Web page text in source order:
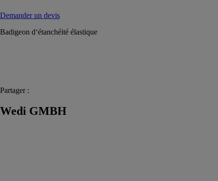
Demander un devis
Badigeon d‘étanchéité élastique
Partager :
Wedi GMBH